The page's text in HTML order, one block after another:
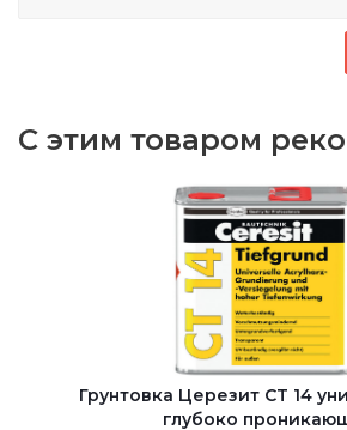
С этим товаром
Грунтовка Церезит CT 14
глубоко